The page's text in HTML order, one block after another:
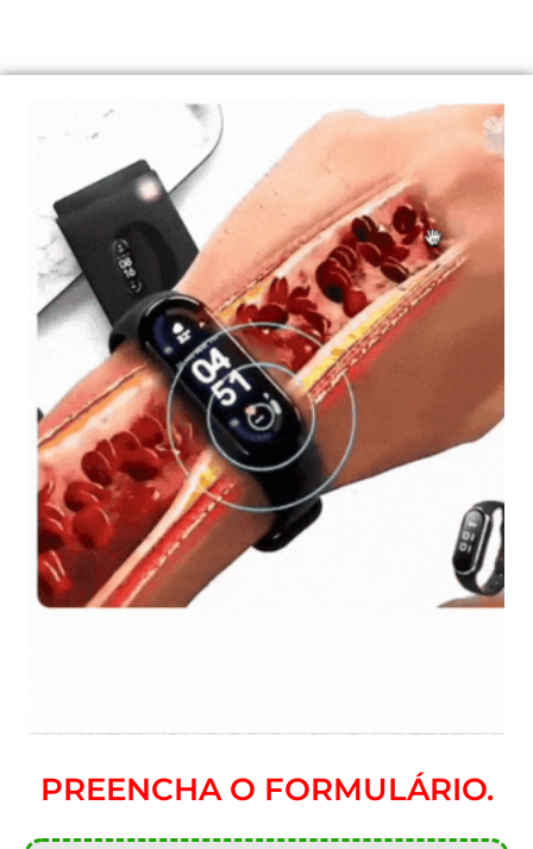
PREENCHA O FORMULÁRIO.